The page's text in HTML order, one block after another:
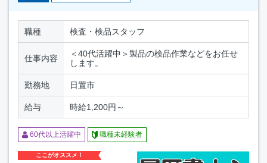
職種 検査・検品スタッフ
仕事内容
＜40代活躍中＞製品の検品作業などをお任せ
します。
勤務地 日置市
給与 時給1,200円～
60代以上活躍中 職種未経験者
ここがオススメ！